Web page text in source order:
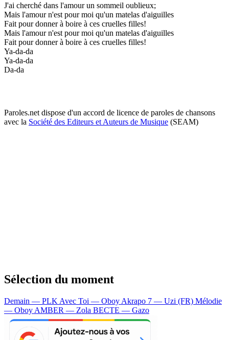
J'ai cherché dans l'amour un sommeil oublieux;
Mais l'amour n'est pour moi qu'un matelas d'aiguilles
Fait pour donner à boire à ces cruelles filles!
Mais l'amour n'est pour moi qu'un matelas d'aiguilles
Fait pour donner à boire à ces cruelles filles!
Ya-da-da
Ya-da-da
Da-da
Paroles.net dispose d'un accord de licence de paroles de chansons
avec la Société des Editeurs et Auteurs de Musique (SEAM)
Sélection du moment
Demain — PLK Avec Toi — Oboy Akrapo 7 — Uzi (FR) Mélodie
— Oboy AMBER — Zola BECTE — Gazo